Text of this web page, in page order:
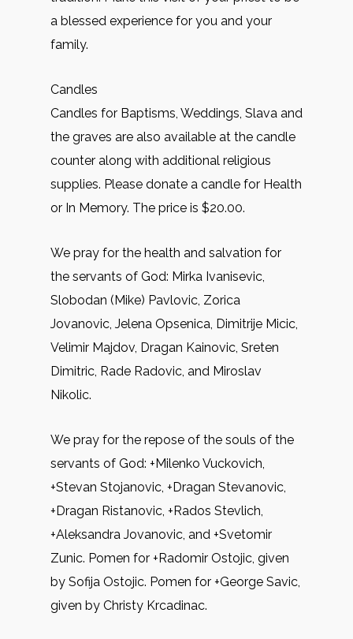
a blessed experience for you and your
family.
Candles
Candles for Baptisms, Weddings, Slava and
the graves are also available at the candle
counter along with additional religious
supplies. Please donate a candle for Health
or In Memory. The price is $20.00.
We pray for the health and salvation for
the servants of God: Mirkа Ivanisevic,
Slobodan (Mike) Pavlovic, Zorica
Jovanovic, Jelena Opsenica, Dimitrije Micic,
Velimir Majdov, Dragan Kainovic, Sreten
Dimitric, Rade Radovic, and Miroslav
Nikolic.
We pray for the repose of the souls of the
servants of God: +Milenko Vuckovich,
+Stevan Stojanovic, +Dragan Stevanovic,
+Dragan Ristanovic, +Rados Stevlich,
+Aleksandra Jovanovic, and +Svetomir
Zunic. Pomen for +Radomir Ostojic, given
by Sofija Ostojic. Pomen for +George Savic,
given by Christy Krcadinac.